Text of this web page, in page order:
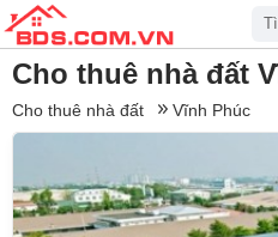
Cho thuê nhà đất
Cho thuê nhà đất Vĩnh Phúc